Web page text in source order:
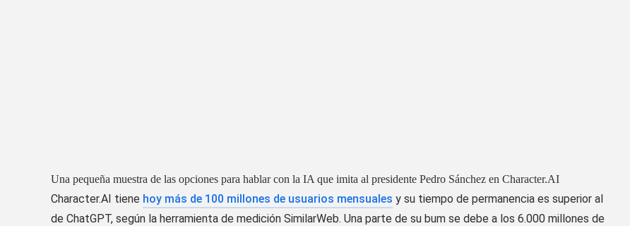
Una pequeña muestra de las opciones para hablar con la IA que imita al presidente Pedro Sánchez en Character.AI
Character.AI tiene hoy más de 100 millones de usuarios mensuales y su tiempo de permanencia es superior al
de ChatGPT, según la herramienta de medición SimilarWeb. Una parte de su bum se debe a los 6.000 millones de